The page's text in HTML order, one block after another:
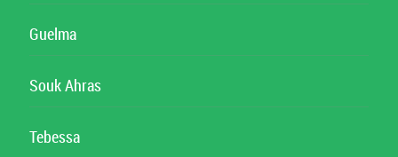
Guelma
Souk Ahras
Tebessa